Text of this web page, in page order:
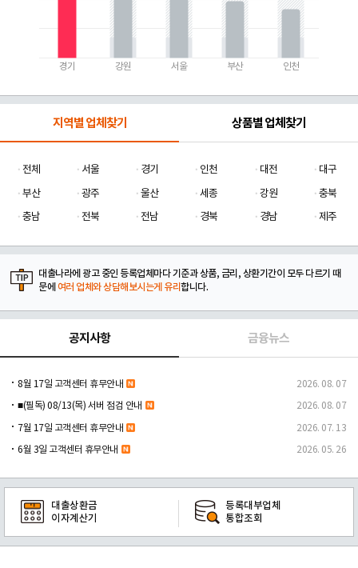
경기 강원 서울 부산 인천
지역별 업체찾기 상품별 업체찾기
전체 서울 경기 인천 대전
대구
부산
광주 울산 세종 강원
충북
충남
전북 전남 경북 경남 제주
대출나라에 광고 중인 등록업체마다 기준과 상품, 금리, 상환기간이 모두 다르기 때
문에 여러 업체와 상담해보시는게 유리합니다.
공지사항 금융뉴스
8월 17일 고객센터 휴무안내 2026. 08. 07
■(필독) 08/13(목) 서버 점검 안내 2026. 08. 07
7월 17일 고객센터 휴무안내 2026. 07. 13
6월 3일 고객센터 휴무안내 2026. 05. 26
대출상환금
이자계산기
등록대부업체
통합조회